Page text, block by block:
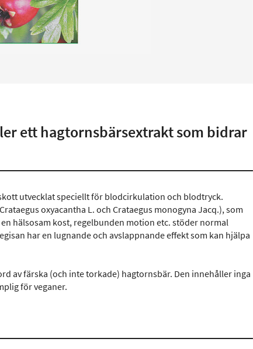
ett hagtornsbärsextrakt som bidrar
utvecklat speciellt för blodcirkulation och blodtryck.
oxyacantha L. och Crataegus monogyna Jacq.), som
hälsosam kost, regelbunden motion etc. stöder normal
har en lugnande och avslappnande effekt som kan hjälpa
av färska (och inte torkade) hagtornsbär. Den innehåller inga
för veganer.